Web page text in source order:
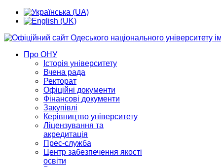
Про ОНУ
Історія університету
Вчена рада
Ректорат
Офіційні документи
Фінансові документи
Закупівлі
Керівництво університету
Ліцензування та
акредитація
Прес-служба
Центр забезпечення якості
освіти